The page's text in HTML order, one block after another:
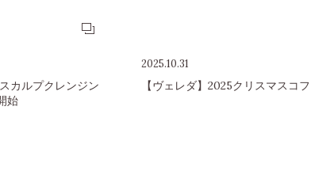
カルプクレンジン
始
2025.10.31
【ヴェレダ】2025クリスマスコ